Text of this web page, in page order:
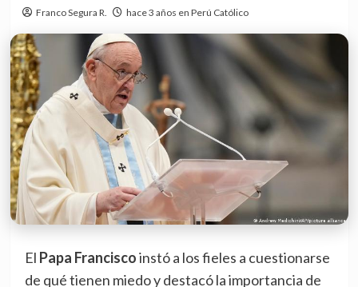
Franco Segura R. hace 3 años en Perú Católico
El Papa Franciscoinstó a los fieles a cuestionarse
de qué tienen miedo y destacó la importancia de